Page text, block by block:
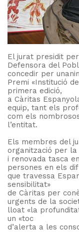
El jurat presidit
Defensora del
concedir per
Premi «Institució
primera edició,
a Càritas
equip, tant els
com els
l’entitat.
Els membres del
organització per la
i renovada tasca
persones en els
que travessa
sensibilitat»
de Càritas per
urgents de la
lloat «la
un «toc
d’alerta a les